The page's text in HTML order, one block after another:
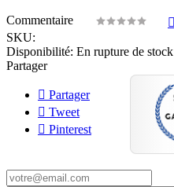
Commentaire
SKU:
Disponibilité: En rupture de stock
Partager
Partager
Tweet
Pinterest